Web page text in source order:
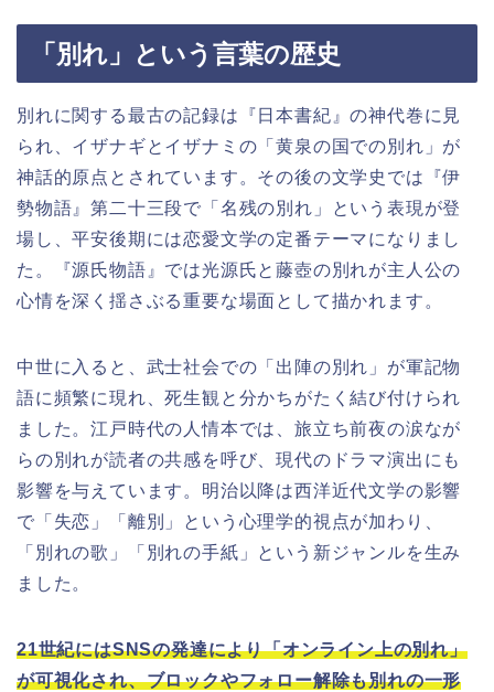
「別れ」という言葉の歴史
別れに関する最古の記録は『日本書紀』の神代巻に見
られ、イザナギとイザナミの「黄泉の国での別れ」が
神話的原点とされています。その後の文学史では『伊
勢物語』第二十三段で「名残の別れ」という表現が登
場し、平安後期には恋愛文学の定番テーマになりまし
た。『源氏物語』では光源氏と藤壺の別れが主人公の
心情を深く揺さぶる重要な場面として描かれます。
中世に入ると、武士社会での「出陣の別れ」が軍記物
語に頻繁に現れ、死生観と分かちがたく結び付けられ
ました。江戸時代の人情本では、旅立ち前夜の涙なが
らの別れが読者の共感を呼び、現代のドラマ演出にも
影響を与えています。明治以降は西洋近代文学の影響
で「失恋」「離別」という心理学的視点が加わり、
「別れの歌」「別れの手紙」という新ジャンルを生み
ました。
21世紀にはSNSの発達により「オンライン上の別れ」
が可視化され、ブロックやフォロー解除も別れの一形